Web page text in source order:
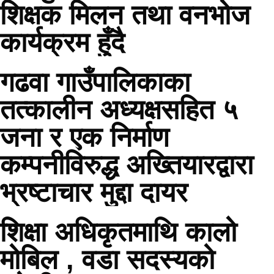
शिक्षक मिलन तथा वनभोज
कार्यक्रम हुँदै
गढवा गाउँपालिकाका
तत्कालीन अध्यक्षसहित ५
जना र एक निर्माण
कम्पनीविरुद्ध अख्तियारद्वारा
भ्रष्टाचार मुद्दा दायर
शिक्षा अधिकृतमाथि कालो
मोबिल , वडा सदस्यको